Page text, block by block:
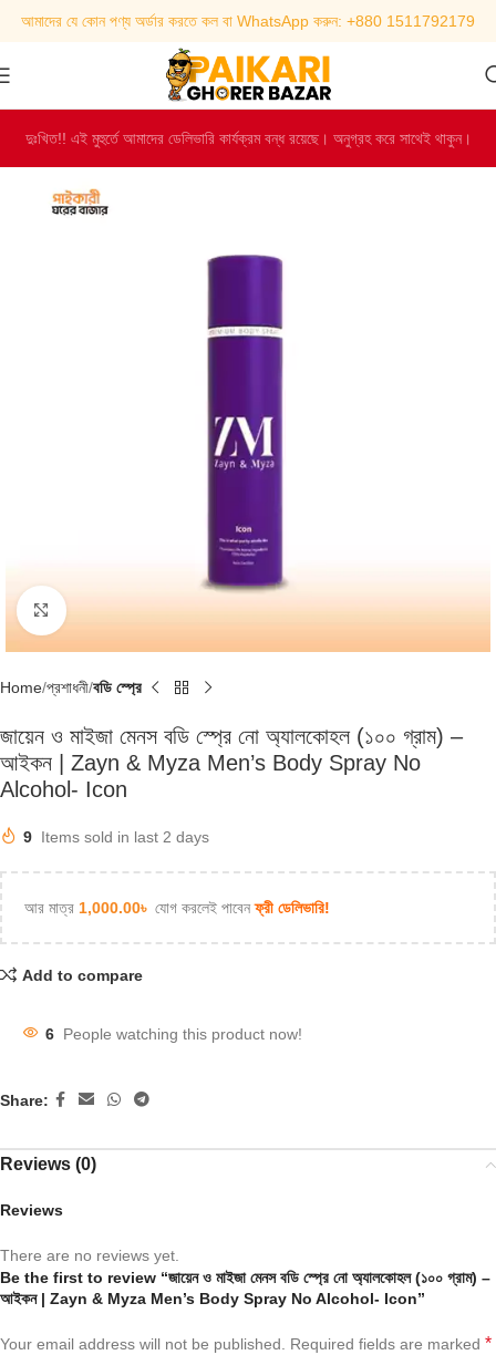
আমাদের যে কোন পণ্য অর্ডার করতে কল বা WhatsApp করুন: +880 1511792179
দুঃখিত!! এই মুহুর্তে আমাদের ডেলিভারি কার্যক্রম বন্ধ রয়েছে। অনুগ্রহ করে সাথেই থাকুন।
Click to enlarge
Home প্রশাধনী বডি স্প্রে
জায়েন ও মাইজা মেনস বডি স্প্রে নো অ্যালকোহল (১০০ গ্রাম) –
আইকন | Zayn & Myza Men’s Body Spray No
Alcohol- Icon
9 Items sold in last 2 days
আর মাত্র 1,000.00৳ যোগ করলেই পাবেনফ্রী ডেলিভারি!
Add to compare
6 People watching this product now!
Share:
Reviews (0)
Reviews
There are no reviews yet.
Be the first to review “জায়েন ও মাইজা মেনস বডি স্প্রে নো অ্যালকোহল (১০০ গ্রাম) –
আইকন | Zayn & Myza Men’s Body Spray No Alcohol- Icon”
Your email address will not be published. Required fields are marked *